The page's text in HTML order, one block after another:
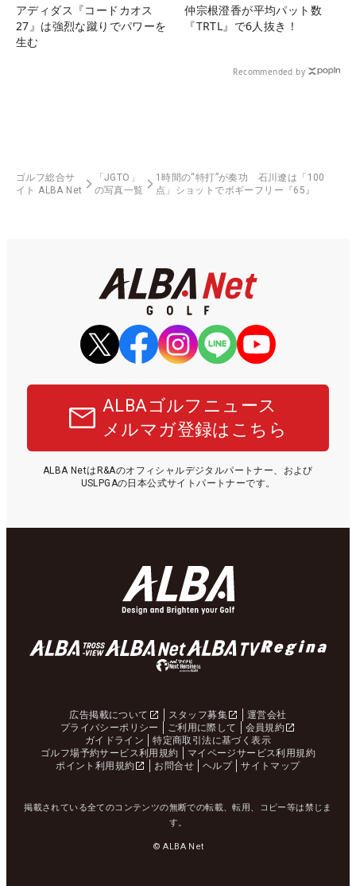
アディダス『コードカオス
27』は強烈な蹴りでパワーを
生む
仲宗根澄香が平均パット数
『TRTL』で6人抜き！
Recommended by
ゴルフ総合サ
イト ALBA Net
「JGTO」
の写真一覧
1時間の“特打”が奏功 石川遼は「100
点」ショットでボギーフリー『65』
ALBAゴルフニュース
メルマガ登録はこちら
ALBA NetはR&Aのオフィシャルデジタルパートナー、および
USLPGAの日本公式サイトパートナーです。
広告掲載について スタッフ募集
運営会社
プライバシーポリシー
ご利用に際して
会員規約
ガイドライン
特定商取引法に基づく表示
ゴルフ場予約サービス利用規約
マイページサービス利用規約
ポイント利用規約
お問合せ ヘルプ サイトマップ
掲載されている全てのコンテンツの無断での転載、転用、コピー等は禁じま
す。
© ALBA Net